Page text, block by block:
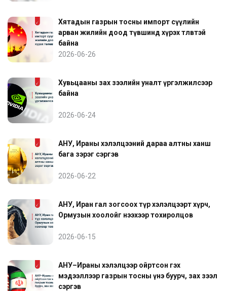
Хятадын газрын тосны импорт сүүлийн
арван жилийн доод түвшинд хүрэх төлөвтэй
байна
2026-06-26
Хувьцааны зах зээлийн уналт үргэлжилсээр
байна
2026-06-24
АНУ, Ираны хэлэлцээний дараа алтны ханш
бага зэрэг сэргэв
2026-06-22
АНУ, Иран гал зогсоох түр хэлэлцээрт хүрч,
Ормузын хоолойг нээхээр тохиролцов
2026-06-15
АНУ–Ираны хэлэлцээр ойртсон гэх
мэдээллээр газрын тосны үнэ буурч, зах зээл
сэргэв